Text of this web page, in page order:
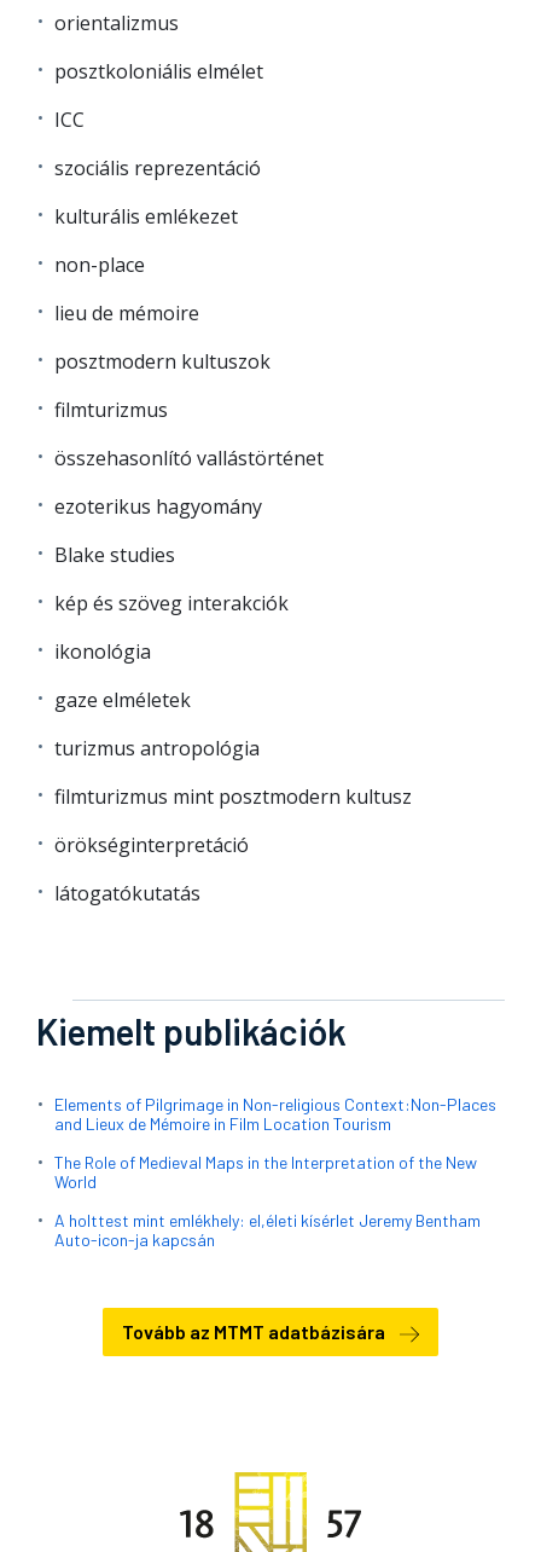
orientalizmus
posztkoloniális elmélet
ICC
szociális reprezentáció
kulturális emlékezet
non-place
lieu de mémoire
posztmodern kultuszok
filmturizmus
összehasonlító vallástörténet
ezoterikus hagyomány
Blake studies
kép és szöveg interakciók
ikonológia
gaze elméletek
turizmus antropológia
filmturizmus mint posztmodern kultusz
örökséginterpretáció
látogatókutatás
Kiemelt publikációk
Elements of Pilgrimage in Non-religious Context:Non-Places
and Lieux de Mémoire in Film Location Tourism
The Role of Medieval Maps in the Interpretation of the New
World
A holttest mint emlékhely: el,életi kísérlet Jeremy Bentham
Auto-icon-ja kapcsán
Tovább az MTMT adatbázisára